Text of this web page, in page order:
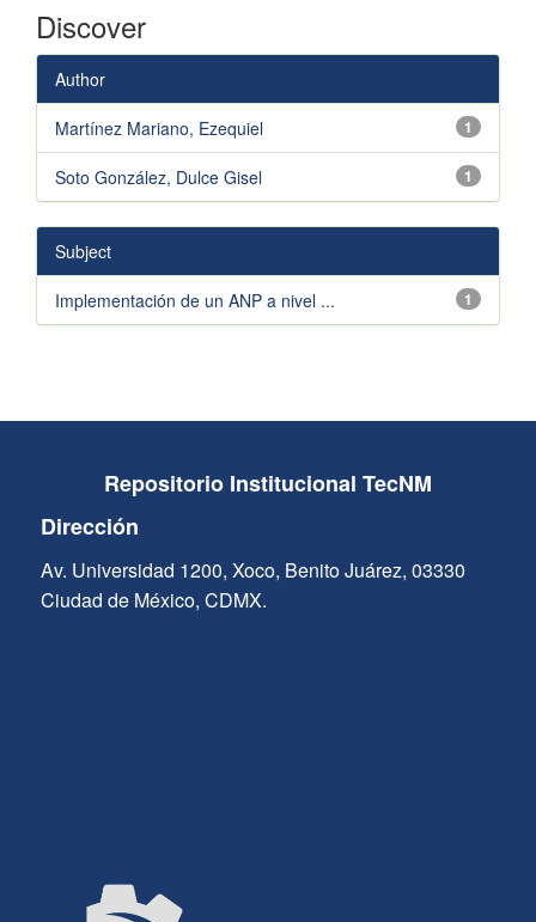
Discover
Author
1
Martínez Mariano, Ezequiel
1
Soto González, Dulce Gisel
Subject
1
Implementación de un ANP a nivel ...
Repositorio Institucional TecNM
Dirección
Av. Universidad 1200, Xoco, Benito Juárez, 03330
Ciudad de México, CDMX.